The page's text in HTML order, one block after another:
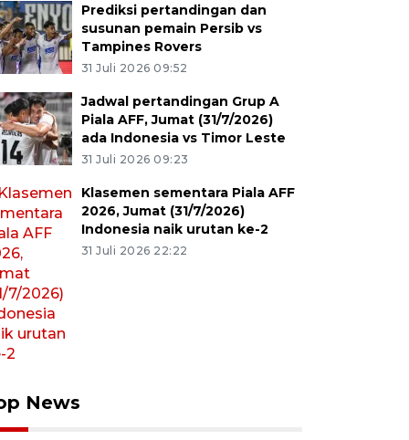
Prediksi pertandingan dan
susunan pemain Persib vs
Tampines Rovers
31 Juli 2026 09:52
Jadwal pertandingan Grup A
Piala AFF, Jumat (31/7/2026)
ada Indonesia vs Timor Leste
31 Juli 2026 09:23
Klasemen sementara Piala AFF
2026, Jumat (31/7/2026)
Indonesia naik urutan ke-2
31 Juli 2026 22:22
News